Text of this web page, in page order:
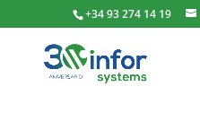
+34 93 274 14 19